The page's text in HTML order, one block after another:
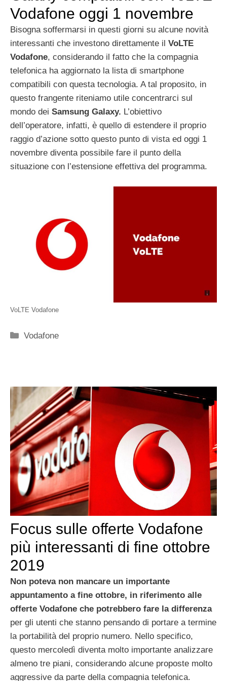
Vodafone oggi 1 novembre
Bisogna soffermarsi in questi giorni su alcune novità
interessanti che investono direttamente il VoLTE
Vodafone, considerando il fatto che la compagnia
telefonica ha aggiornato la lista di smartphone
compatibili con questa tecnologia. A tal proposito, in
questo frangente riteniamo utile concentrarci sul
mondo dei Samsung Galaxy. L’obiettivo
dell’operatore, infatti, è quello di estendere il proprio
raggio d’azione sotto questo punto di vista ed oggi 1
novembre diventa possibile fare il punto della
situazione con l’estensione effettiva del programma.
VoLTE Vodafone
Categorie
Vodafone
Focus sulle offerte Vodafone
più interessanti di fine ottobre
2019
Non poteva non mancare un importante
appuntamento a fine ottobre, in riferimento alle
offerte Vodafone che potrebbero fare la differenza
per gli utenti che stanno pensando di portare a termine
la portabilità del proprio numero. Nello specifico,
questo mercoledì diventa molto importante analizzare
almeno tre piani, considerando alcune proposte molto
aggressive da parte della compagnia telefonica.